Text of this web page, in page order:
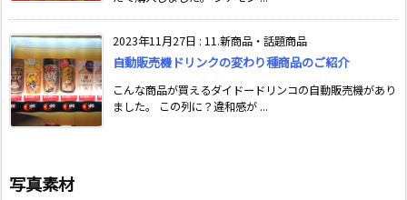
2023年11月27日 : 11.新商品・話題商品
自動販売機ドリンクの変わり種商品のご紹介
こんな商品が買えるダイドードリンコの自動販売機があり
ました。 この列に？違和感が ...
写真素材